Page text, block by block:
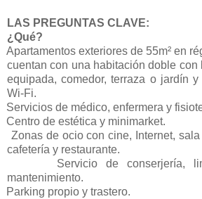
LAS PREGUNTAS CLAVE:
¿Qué?
Apartamentos exteriores de 55m² en
cuentan con una habitación doble con
equipada, comedor, terraza o jardín
Wi-Fi.
Servicios de médico, enfermera y
Centro de estética y minimarket.
Zonas de ocio con cine, Internet,
cafetería y restaurante.
Servicio de conserjería,
mantenimiento.
Parking propio y trastero.